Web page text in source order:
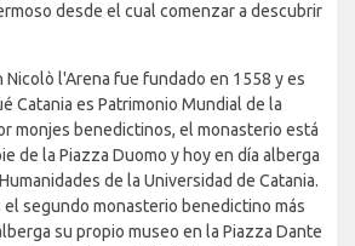
desde el cual comenzar a descubrir
Nicolò l'Arena fue fundado en 1558 y es
Catania es Patrimonio Mundial de la
monjes benedictinos, el monasterio está
de la Piazza Duomo y hoy en día alberga
de la Universidad de Catania.
el segundo monasterio benedictino más
su propio museo en la Piazza Dante